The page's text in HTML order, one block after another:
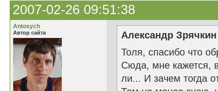
2007-02-26 09:51:38
Antosych
Автор сайта
Александр
Толя, спасибо что
Сюда, мне кажется,
ли... И зачем тогда